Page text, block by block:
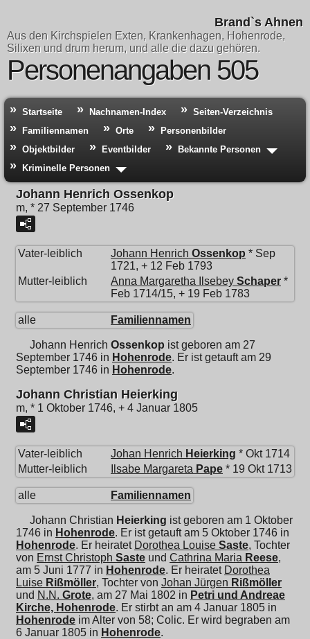
Brand`s Ahnen
Aus den Kirchspielen Exten, Krankenhagen, Hohenrode,
Silixen und drum herum, und alle die dazu gehören.
Personenangaben 505
Startseite Nachnamen-Index
Seiten-Verzeichnis
Familiennamen
Orte
Personenbilder
Objektbilder
Eventbilder
Bekannte Personen
Kriminelle Personen
Johann Henrich Ossenkop
m, * 27 September 1746
Vater-leiblich Johann Henrich Ossenkop * Sep
1721, + 12 Feb 1793
Mutter-leiblich
Anna Margaretha Ilsebey Schaper *
Feb 1714/15, + 19 Feb 1783
alle Familiennamen
Johann Henrich Ossenkop ist geboren am 27
September 1746 in Hohenrode. Er ist getauft am 29
September 1746 in Hohenrode.
Johann Christian Heierking
m, * 1 Oktober 1746, + 4 Januar 1805
Vater-leiblich Johan Henrich Heierking * Okt 1714
Mutter-leiblich
Ilsabe Margareta Pape * 19 Okt 1713
alle Familiennamen
Johann Christian Heierking ist geboren am 1 Oktober
1746 in Hohenrode. Er ist getauft am 5 Oktober 1746 in
Hohenrode. Er heiratet Dorothea Louise Saste, Tochter
von Ernst Christoph Saste und Cathrina Maria Reese,
am 5 Juni 1777 in Hohenrode. Er heiratet Dorothea
Luise Rißmöller, Tochter von Johan Jürgen Rißmöller
und N.N. Grote, am 27 Mai 1802 in Petri und Andreae
Kirche, Hohenrode. Er stirbt an am 4 Januar 1805 in
Hohenrode im Alter von 58; Colic. Er wird begraben am
6 Januar 1805 in Hohenrode.